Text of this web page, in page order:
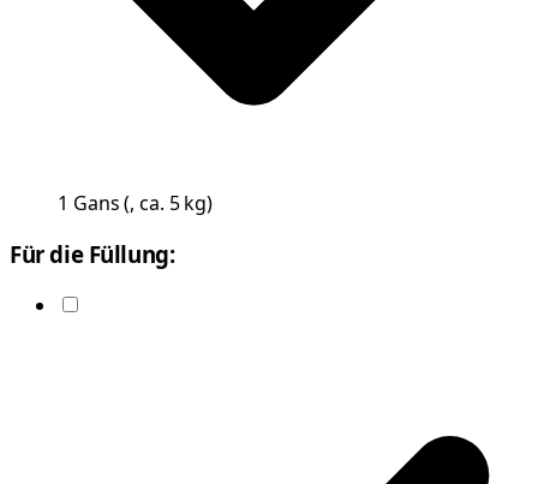
1 Gans(, ca. 5 kg)
Für die Füllung: